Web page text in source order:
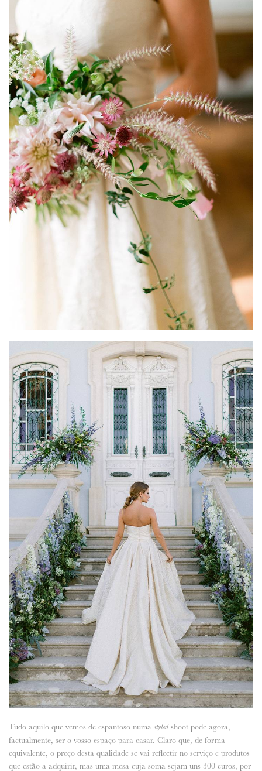
Tudo aquilo que vemos de espantoso numa styledshoot pode agora,
factualmente, ser o vosso espaço para casar. Claro que, de forma
equivalente, o preço desta qualidade se vai reflectir no serviço e produtos
que estão a adquirir, mas uma mesa cuja soma sejam uns 300 euros, por